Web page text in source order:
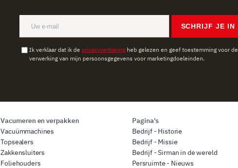
SCHRIJF JE IN
Ik verklaar dat ik de privacyverklaring heb gelezen en geef toestemming voor de
verwerking van mijn persoonsgegevens voor marketingdoeleinden.
Vacumeren en verpakken
Vacuümmachines
Topsealers
Zakkensluiters
Foliehouders
Pagina's
Bedrijf - Historie
Bedrijf - Missie
Bedrijf - Sirman in de wereld
Persruimte - Nieuws